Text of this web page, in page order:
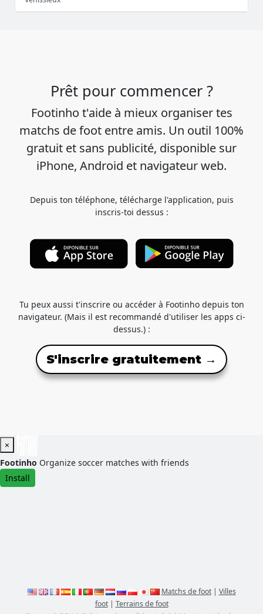
Prêt pour commencer ?
Footinho t'aide à mieux organiser tes
matchs de foot entre amis. Un outil 100%
gratuit et sans publicité, disponible sur
iPhone, Android et navigateur web.
Depuis ton téléphone, télécharge l'application, puis
inscris-toi dessus :
Tu peux aussi t'inscrire ou accéder à Footinho depuis ton
navigateur. (Mais il est recommandé d'utiliser les apps ci-
dessus.) :
S'inscrire gratuitement →
×
Footinho Organize soccer matches with friends
Install
Matchs de foot| Villes
foot| Terrains de foot